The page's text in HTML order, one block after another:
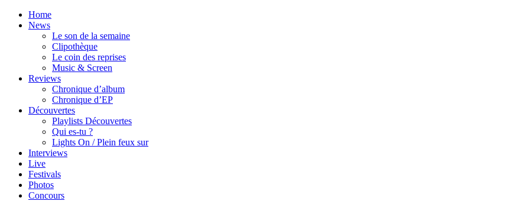
Home
News
Le son de la semaine
Clipothèque
Le coin des reprises
Music & Screen
Reviews
Chronique d’album
Chronique d’EP
Découvertes
Playlists Découvertes
Qui es-tu ?
Lights On / Plein feux sur
Interviews
Live
Festivals
Photos
Concours